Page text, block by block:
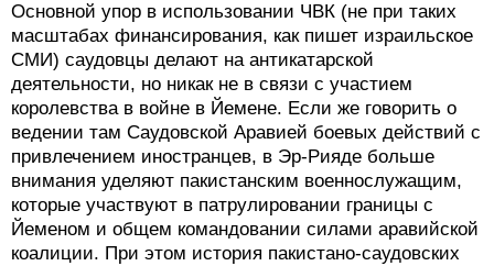
Основной упор в использовании ЧВК (не при таких
масштабах финансирования, как пишет израильское
СМИ) саудовцы делают на антикатарской
деятельности, но никак не в связи с участием
королевства в войне в Йемене. Если же говорить о
ведении там Саудовской Аравией боевых действий с
привлечением иностранцев, в Эр-Рияде больше
внимания уделяют пакистанским военнослужащим,
которые участвуют в патрулировании границы с
Йеменом и общем командовании силами аравийской
коалиции. При этом история пакистано-саудовских